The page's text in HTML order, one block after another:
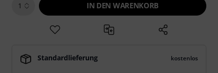
1 IN DEN WARENKORB
Standardlieferung kostenlos